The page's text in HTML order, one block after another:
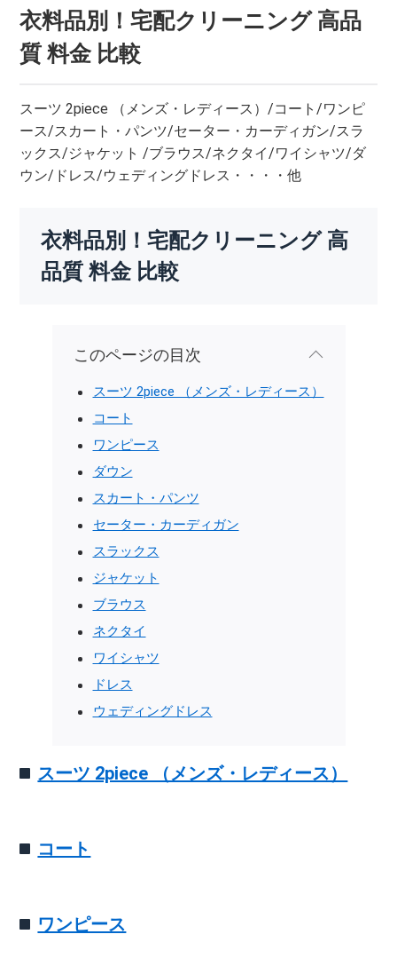
衣料品別！宅配クリーニング 高品
質 料金 比較
スーツ 2piece （メンズ・レディース）/コート/ワンピ
ース/スカート・パンツ/セーター・カーディガン/スラ
ックス/ジャケット /ブラウス/ネクタイ/ワイシャツ/ダ
ウン/ドレス/ウェディングドレス・・・・他
衣料品別！宅配クリーニング 高
品質 料金 比較
このページの目次
スーツ 2piece （メンズ・レディース）
コート
ワンピース
ダウン
スカート・パンツ
セーター・カーディガン
スラックス
ジャケット
ブラウス
ネクタイ
ワイシャツ
ドレス
ウェディングドレス
スーツ 2piece （メンズ・レディース）
コート
ワンピース